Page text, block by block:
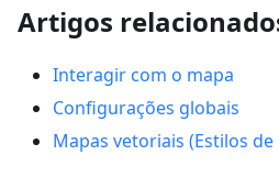
Artigos
Interagir com o mapa
Configurações globais
Mapas vetoriais (Estilos de